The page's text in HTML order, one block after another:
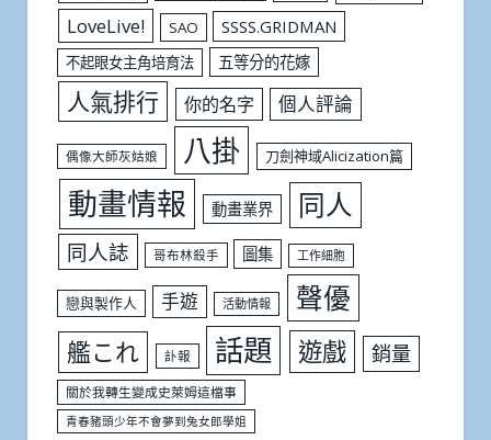
LoveLive! SAO SSSS.GRIDMAN
不起眼女主角培育法 五等分的花嫁
人氣排行 你的名字 個人評論
偶像大師灰姑娘 八掛 刀劍神域Alicization篇
動畫情報 動畫業界 同人
同人誌 哥布林殺手 圖集 工作細胞
戀與製作人 手遊 活動情報 聲優
艦これ 訃報 話題 遊戲 銷量
關於我轉生變成史萊姆這檔事
青春豬頭少年不會夢到兔女郎學姐